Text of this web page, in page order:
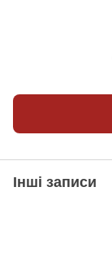
Інші записи